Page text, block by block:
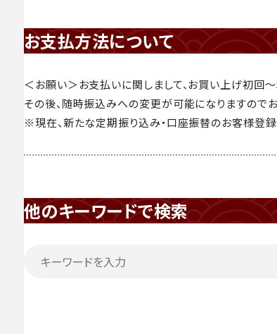
お支払方法について
＜お願い＞お支払いに関しまして、お買い上げ初回
その後、随時振込みへの変更が可能になりますので
※現在、新たな定期振り込み・口座振替のお客様登録
他のキーワードで検索